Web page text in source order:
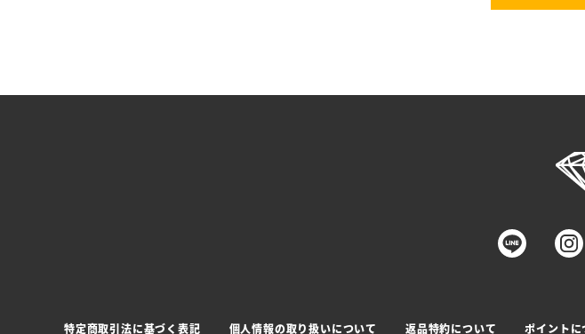
特定商取引法に基づく表記 個人情報の取り扱いについて 返品特約について ポイントに